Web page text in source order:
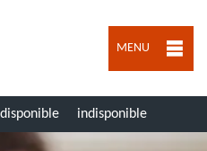
MENU
indisponible